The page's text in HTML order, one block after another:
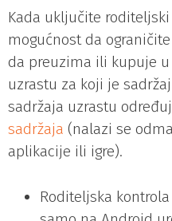
Kada uključite
mogućnost da
da preuzima ili kupuje
uzrastu za koji je
sadržaja uzrastu
sadržaja (nalazi se
aplikacije ili igre).
Roditeljska